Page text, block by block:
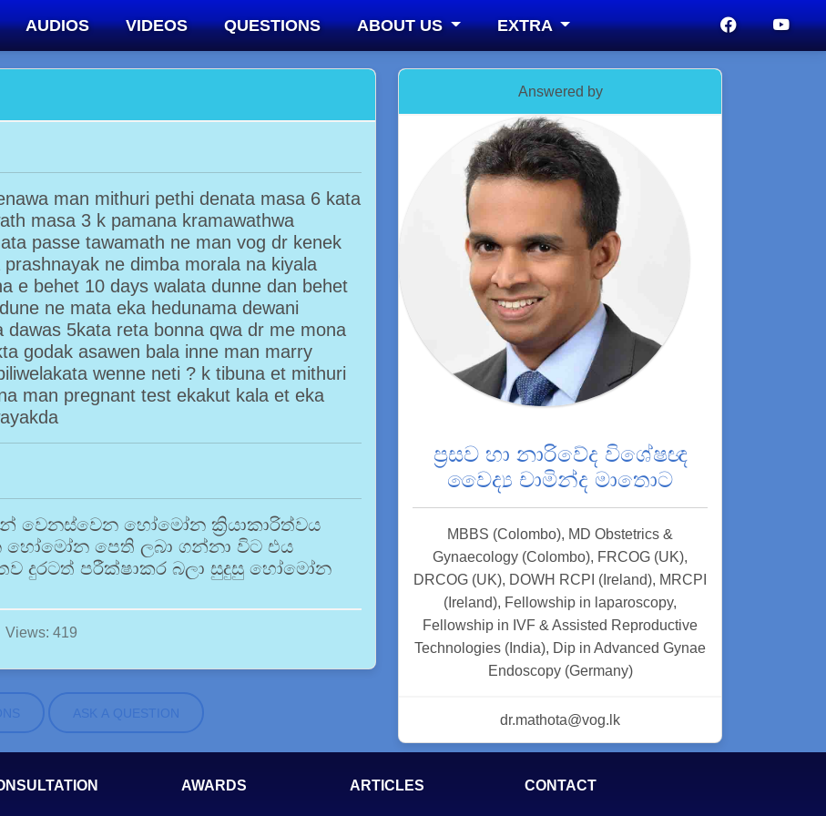
AUDIOS VIDEOS QUESTIONS ABOUT US EXTRA
man mithuri pethi denata masa 6 kata
masa 3 k pamana kramawathwa
passe tawamath ne man vog dr kenek
ne dimba morala na kiyala
e behet 10 days walata dunne dan behet
ne mata eka hedunama dewani
5kata reta bonna qwa dr me mona
godak asawen bala inne man marry
wenne neti ? k tibuna et mithuri
man pregnant test ekakut kala et eka
වෙනස්වෙන හෝමෝන ක්‍රියාකාරිත්වය
හෝමෝන පෙති ලබා ගන්නා විට එය
දුරටත් පරීක්ෂාකර බලා සුදුසු හෝමෝන
Views: 419
ASK A QUESTION
Answered by
ප්‍රසව හා නාරිවේද විශේෂඥ
වෛද්‍ය චාමින්ද මාතොට
MBBS (Colombo), MD Obstetrics &
Gynaecology (Colombo), FRCOG (UK),
DRCOG (UK), DOWH RCPI (Ireland), MRCPI
(Ireland), Fellowship in laparoscopy,
Fellowship in IVF & Assisted Reproductive
Technologies (India), Dip in Advanced Gynae
Endoscopy (Germany)
dr.mathota@vog.lk
AWARDS ARTICLES CONTACT